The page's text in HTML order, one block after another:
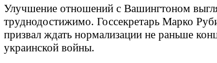
Улучшение отношений с Вашингтоном
труднодостижимо. Госсекретарь Марко
призвал ждать нормализации не раньше
украинской войны.